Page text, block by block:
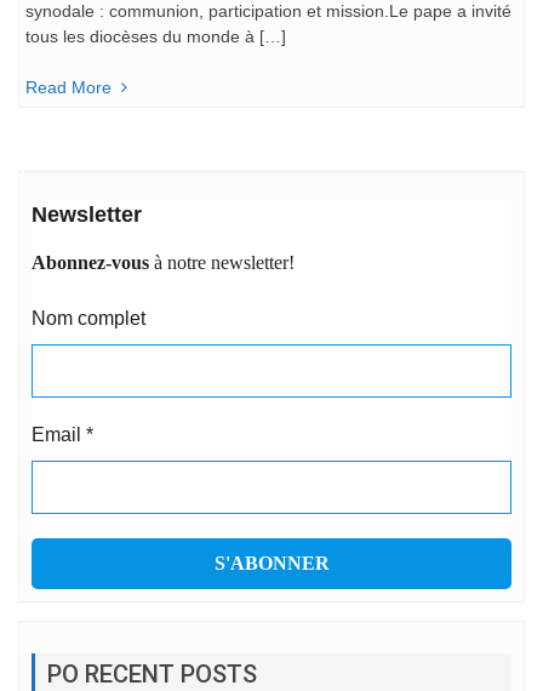
synodale : communion, participation et mission.Le pape a invité
tous les diocèses du monde à […]
Read More
Newsletter
Abonnez-vous à notre newsletter!
Nom complet
Email *
PO RECENT POSTS